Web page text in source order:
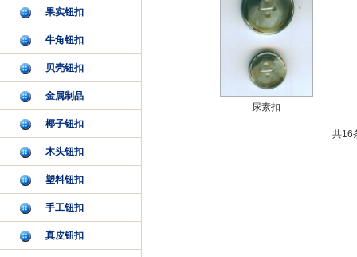
果实钮扣
牛角钮扣
贝壳钮扣
金属制品
椰子钮扣
木头钮扣
塑料钮扣
手工钮扣
真皮钮扣
尿素扣
共16